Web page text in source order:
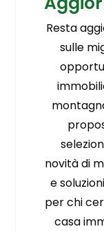
Resta
sulle
novità di
e
per chi
casa